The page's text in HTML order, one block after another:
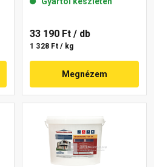
33 190 Ft / db
1 328 Ft / kg
Megnézem